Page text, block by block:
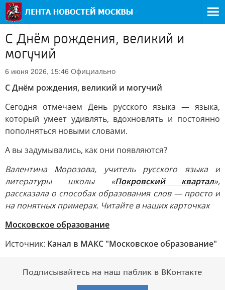
С Днём рождения, великий и
могучий
6 июня 2026, 15:46 Официально
С Днём рождения, великий и могучий
Сегодня отмечаем День русского языка — языка,
который умеет удивлять, вдохновлять и постоянно
пополняться новыми словами.
А вы задумывались, как они появляются?
Валентина Морозова, учитель русского языка и
литературы школы «Покровский квартал»,
рассказала о способах образования слов — просто и
на понятных примерах. Читайте в наших карточках
Московское образование
Источник: Канал в МАКС "Московское образование"
Подписывайтесь на наш паблик в ВКонтакте